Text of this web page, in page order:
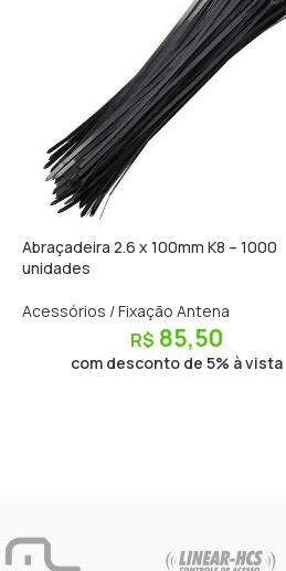
Abraçadeira 2.6 x 100mm K8 – 1000
unidades
Acessórios / Fixação Antena
R$ 85,50
com desconto de 5% à vista